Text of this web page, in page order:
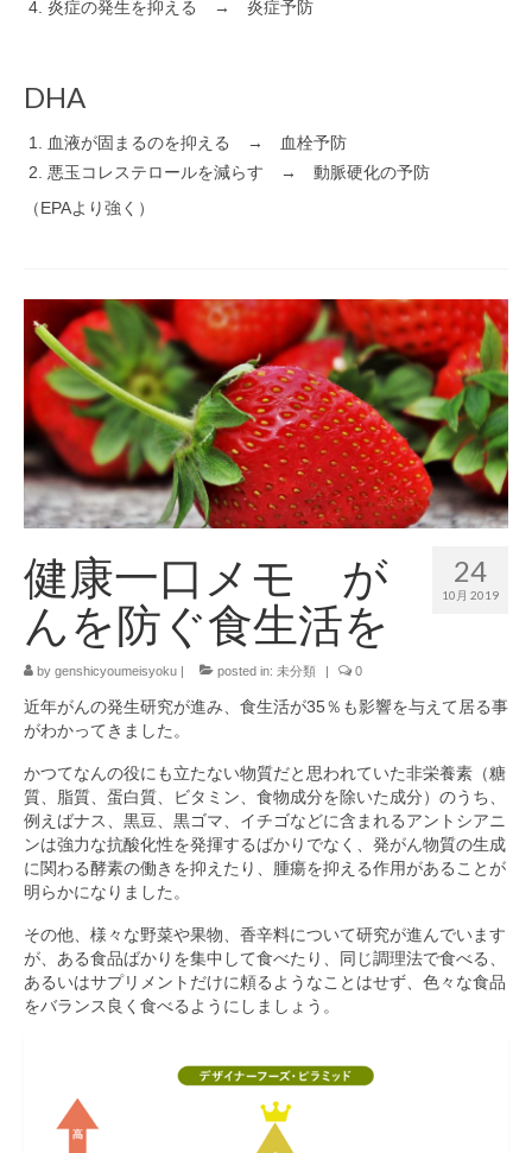
炎症の発生を抑える → 炎症予防
DHA
血液が固まるのを抑える → 血栓予防
悪玉コレステロールを減らす → 動脈硬化の予防
（EPAより強く）
24
10月 2019
健康一口メモ が
んを防ぐ食生活を
by genshicyoumeisyoku | posted in: 未分類 | 0
近年がんの発生研究が進み、食生活が35％も影響を与えて居る事
がわかってきました。
かつてなんの役にも立たない物質だと思われていた非栄養素（糖
質、脂質、蛋白質、ビタミン、食物成分を除いた成分）のうち、
例えばナス、黒豆、黒ゴマ、イチゴなどに含まれるアントシアニ
ンは強力な抗酸化性を発揮するばかりでなく、発がん物質の生成
に関わる酵素の働きを抑えたり、腫瘍を抑える作用があることが
明らかになりました。
その他、様々な野菜や果物、香辛料について研究が進んでいます
が、ある食品ばかりを集中して食べたり、同じ調理法で食べる、
あるいはサプリメントだけに頼るようなことはせず、色々な食品
をバランス良く食べるようにしましょう。